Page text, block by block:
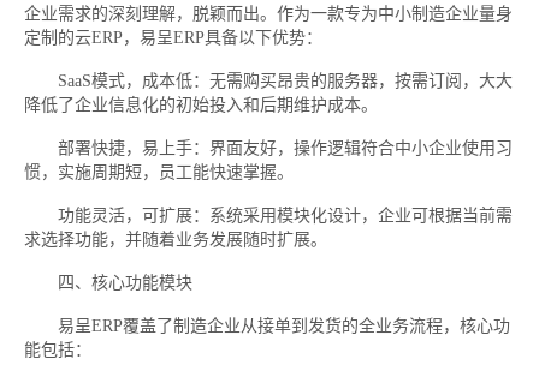
企业需求的深刻理解，脱颖而出。作为一款专为中小制造企业量身
定制的云ERP，易呈ERP具备以下优势：
SaaS模式，成本低：无需购买昂贵的服务器，按需订阅，大大
降低了企业信息化的初始投入和后期维护成本。
部署快捷，易上手：界面友好，操作逻辑符合中小企业使用习
惯，实施周期短，员工能快速掌握。
功能灵活，可扩展：系统采用模块化设计，企业可根据当前需
求选择功能，并随着业务发展随时扩展。
四、核心功能模块
易呈ERP覆盖了制造企业从接单到发货的全业务流程，核心功
能包括：